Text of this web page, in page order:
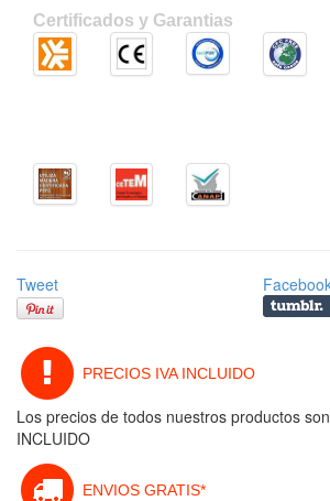
Certificados y Garantias
Tweet
PRECIOS IVA INCLUIDO
Los precios de todos nuestros productos
INCLUIDO
ENVIOS GRATIS*